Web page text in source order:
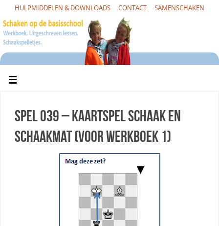
HULPMIDDELEN & DOWNLOADS CONTACT SAMENSCHAKEN
Spel 039 – Kaartspel schaak en
schaakmat (voor Werkboek 1)